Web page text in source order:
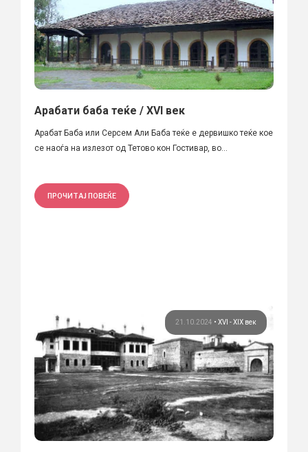
Арабати баба теќе / XVI век
Арабат Баба или Серсем Али Баба теќе е дервишко теќе кое
се наоѓа на излезот од Тетово кон Гостивар, во...
ПРОЧИТАЈ ПОВЕЌЕ
21.10.2024 • XVI - XIX век